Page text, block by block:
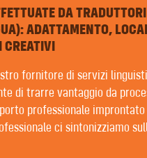
DA TRADUTTORI
ADATTAMENTO,
fornitore di servizi
di trarre vantaggio da
professionale
ci sintonizziamo